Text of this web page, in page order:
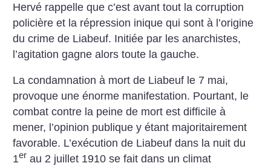
Hervé rappelle que c’est avant tout la corruption
policière et la répression inique qui sont à l’origine
du crime de Liabeuf. Initiée par les anarchistes,
l’agitation gagne alors toute la gauche.
La condamnation à mort de Liabeuf le 7 mai,
provoque une énorme manifestation. Pourtant, le
combat contre la peine de mort est difficile à
mener, l’opinion publique y étant majoritairement
favorable. L’exécution de Liabeuf dans la nuit du
1er au 2 juillet 1910 se fait dans un climat